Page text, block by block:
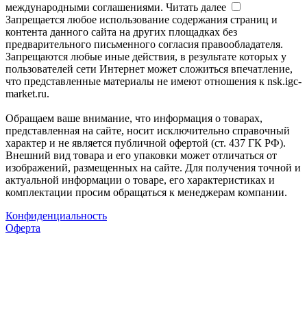
международными соглашениями. Читать далее
Запрещается любое использование содержания страниц и
контента данного сайта на других площадках без
предварительного письменного согласия правообладателя.
Запрещаются любые иные действия, в результате которых у
пользователей сети Интернет может сложиться впечатление,
что представленные материалы не имеют отношения к nsk.igc-
market.ru.
Обращаем ваше внимание, что информация о товарах,
представленная на сайте, носит исключительно справочный
характер и не является публичной офертой (ст. 437 ГК РФ).
Внешний вид товара и его упаковки может отличаться от
изображений, размещенных на сайте. Для получения точной и
актуальной информации о товаре, его характеристиках и
комплектации просим обращаться к менеджерам компании.
Конфиденциальность
Оферта